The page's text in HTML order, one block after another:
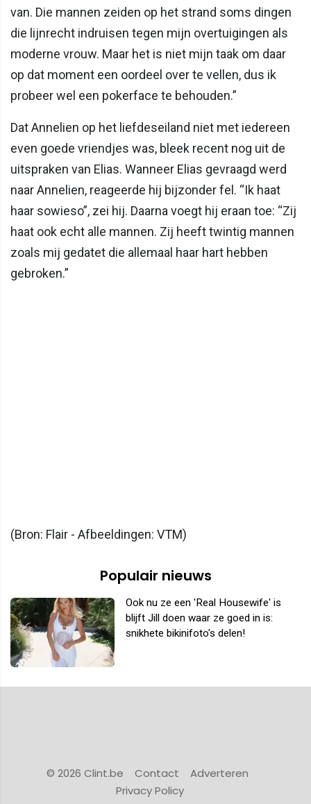
van. Die mannen zeiden op het strand soms dingen
die lijnrecht indruisen tegen mijn overtuigingen als
moderne vrouw. Maar het is niet mijn taak om daar
op dat moment een oordeel over te vellen, dus ik
probeer wel een pokerface te behouden.”
Dat Annelien op het liefdeseiland niet met iedereen
even goede vriendjes was, bleek recent nog uit de
uitspraken van Elias. Wanneer Elias gevraagd werd
naar Annelien, reageerde hij bijzonder fel. “Ik haat
haar sowieso”, zei hij. Daarna voegt hij eraan toe: “Zij
haat ook echt alle mannen. Zij heeft twintig mannen
zoals mij gedatet die allemaal haar hart hebben
gebroken.”
(Bron: Flair - Afbeeldingen: VTM)
Populair nieuws
Ook nu ze een 'Real Housewife' is
blijft Jill doen waar ze goed in is:
snikhete bikinifoto's delen!
© 2026 Clint.be Contact
Adverteren
Privacy Policy